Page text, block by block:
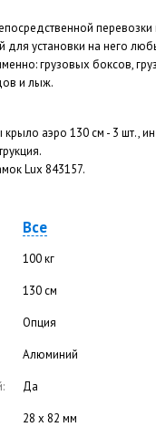
для установки на него
грузовых боксов,
и лыж.
аэро 130 см - 3 шт.,
Lux 843157.
Все
100 кг
130 см
Опция
Алюминий
Да
28 х 82 мм